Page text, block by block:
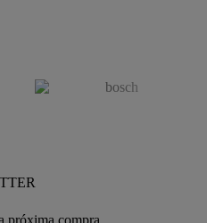
próxima compra